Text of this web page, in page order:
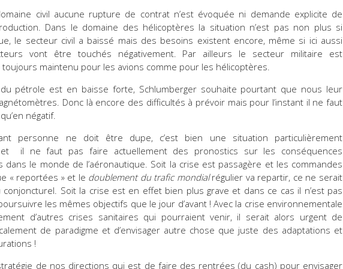
civil aucune rupture de contrat n’est évoquée ni demande explicite de
Dans le domaine des hélicoptères la situation n’est pas non plus si
le secteur civil a baissé mais des besoins existent encore, même si ici aussi
vont être touchés négativement. Par ailleurs le secteur militaire est
maintenu pour les avions comme pour les hélicoptères.
pétrole est en baisse forte, Schlumberger souhaite pourtant que nous leur
Donc là encore des difficultés à prévoir mais pour l’instant il ne faut
négatif.
personne ne doit être dupe, c’est bien une situation particulièrement
et il ne faut pas faire actuellement des pronostics sur les conséquences
dans le monde de l’aéronautique. Soit la crise est passagère et les commandes
« reportées » et le doublement du trafic mondialrégulier va repartir, ce ne serait
Soit la crise est en effet bien plus grave et dans ce cas il n’est pas
les mêmes objectifs que le jour d’avant ! Avec la crise environnementale
d’autres crises sanitaires qui pourraient venir, il serait alors urgent de
de paradigme et d’envisager autre chose que juste des adaptations et
!
de nos directions qui est de faire des rentrées (du cash) pour envisager